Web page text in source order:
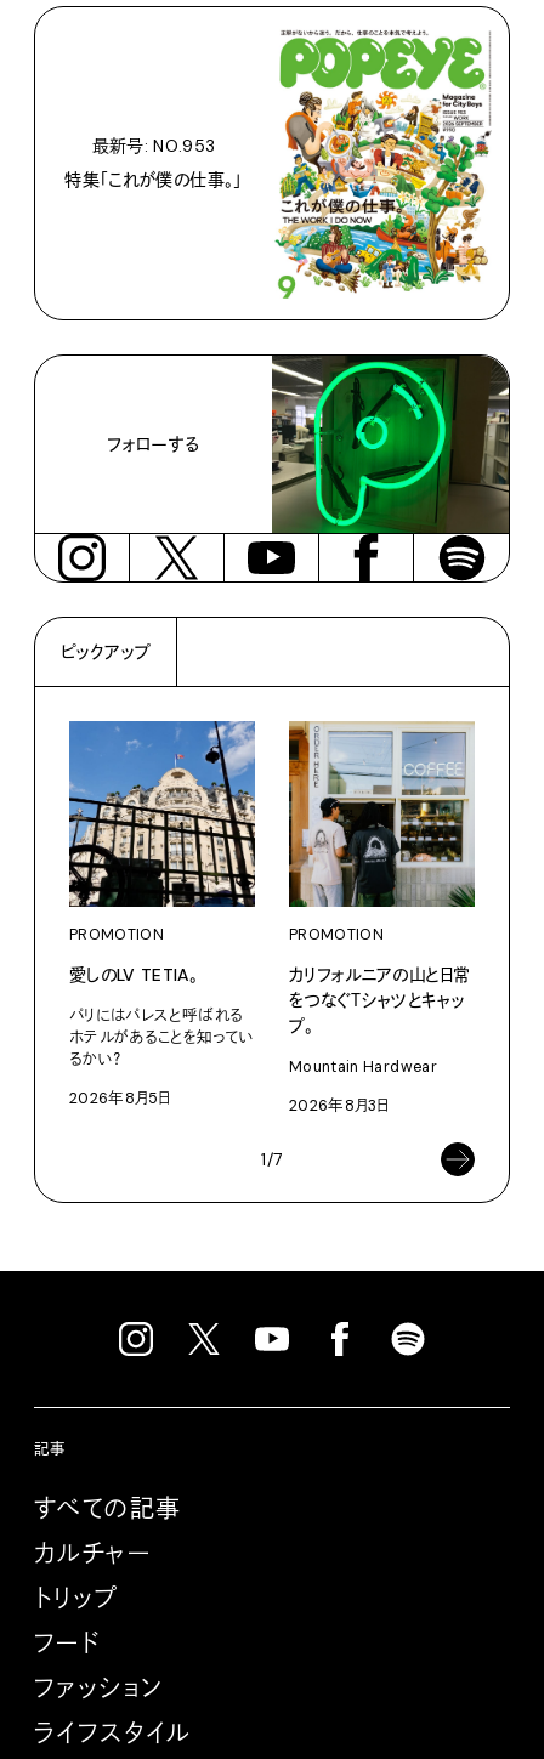
最新号: NO.953
特集「これが僕の仕事。」
フォローする
ピックアップ
PROMOTION
愛しのLV TETIA。
パリにはパレスと呼ばれる
ホテルがあることを知ってい
るかい？
2026年8月5日
PROMOTION
カリフォルニアの山と日常
をつなぐＴシャツとキャッ
プ。
Mountain Hardwear
2026年8月3日
1/7
記事
すべての記事
カルチャー
トリップ
フード
ファッション
ライフスタイル